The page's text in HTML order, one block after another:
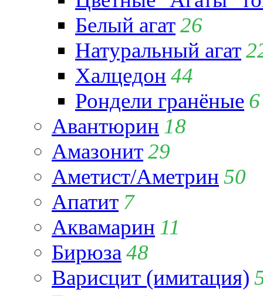
Белый агат26
Натуральный агат
Халцедон 44
Рондели гранёные 6
Авантюрин 18
Амазонит29
Аметист/Аметрин 50
Апатит 7
Аквамарин 11
Бирюза 48
Варисцит (имитация)